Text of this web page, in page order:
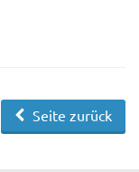
Seite zurück